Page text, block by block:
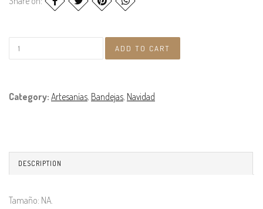
Category: Artesanías, Bandejas, Navidad
DESCRIPTION
Tamaño: NA.